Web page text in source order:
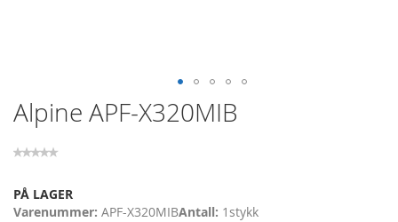
Skip
to
beginning
the
images
Alpine APF-X320MIB
PÅ LAGER
Varenummer APF-X320MIBAntall 1 stykk